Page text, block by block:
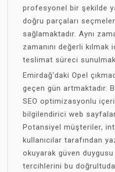
profesyonel bir şekilde
doğru parçaları
sağlamaktadır. Aynı
zamanını değerli kılmak
teslimat süreci
Emirdağ'daki Opel
geçen gün artmaktadır.
SEO optimizasyonlu
bilgilendirici web
Potansiyel müşteriler,
kullanıcılar tarafından
okuyarak güven
tercihlerini bu doğrultuda